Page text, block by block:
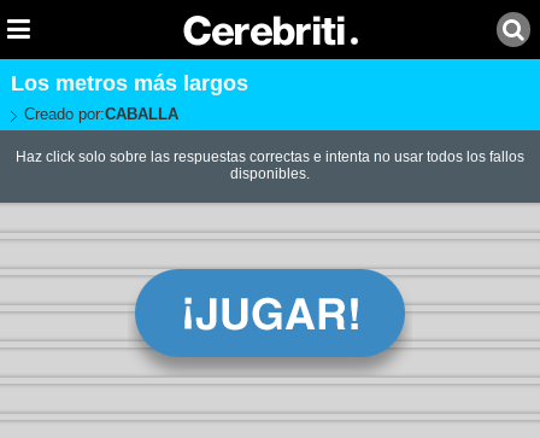
Los metros más largos
Creado por:CABALLA
Haz click solo sobre las respuestas correctas e intenta no usar todos los fallos
disponibles.